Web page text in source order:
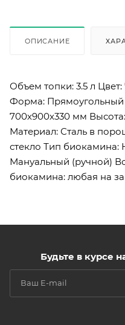
ОПИСАНИЕ
Объем топки: 3.5 л
Форма:
700х900х330 мм
Материал: Сталь в
стекло Тип биокамина:
Мануальный (ручной)
биокамина: любая на
Будьте в курсе